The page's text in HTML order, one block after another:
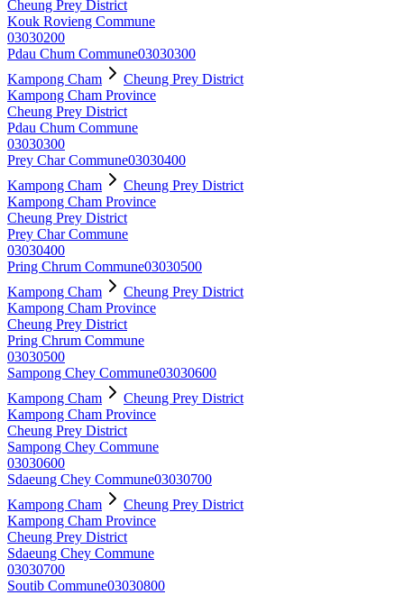
Cheung Prey District
Kouk Rovieng Commune
03030200
Pdau Chum Commune03030300
Kampong Cham
Cheung Prey District
Kampong Cham Province
Cheung Prey District
Pdau Chum Commune
03030300
Prey Char Commune03030400
Kampong Cham
Cheung Prey District
Kampong Cham Province
Cheung Prey District
Prey Char Commune
03030400
Pring Chrum Commune03030500
Kampong Cham
Cheung Prey District
Kampong Cham Province
Cheung Prey District
Pring Chrum Commune
03030500
Sampong Chey Commune03030600
Kampong Cham
Cheung Prey District
Kampong Cham Province
Cheung Prey District
Sampong Chey Commune
03030600
Sdaeung Chey Commune03030700
Kampong Cham
Cheung Prey District
Kampong Cham Province
Cheung Prey District
Sdaeung Chey Commune
03030700
Soutib Commune03030800